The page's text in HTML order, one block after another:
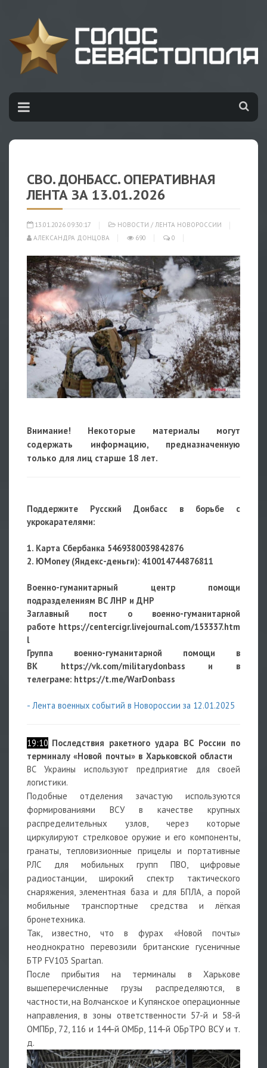
СВО. ДОНБАСС. ОПЕРАТИВНАЯ
ЛЕНТА ЗА 13.01.2026
13.01.2026 09:30:17 НОВОСТИ / ЛЕНТА НОВОРОССИИ
АЛЕКСАНДРА ДОНЦОВА
690 0
Внимание! Некоторые материалы могут
содержать информацию, предназначенную
только для лиц старше 18 лет.
Поддержите Русский Донбасс в борьбе с
укрокарателями:
1. Карта Сбербанка 5469380039842876
2. ЮMoney (Яндекс-деньги): 410014744876811
Военно-гуманитарный центр помощи
подразделениям ВС ЛНР и ДНР
Заглавный пост о военно-гуманитарной
работе https://centercigr.livejournal.com/153337.htm
l
Группа военно-гуманитарной помощи в
ВК https://vk.com/militarydonbass и в
телеграме: https://t.me/WarDonbass
- Лента военных событий в Новороссии за 12.01.2025
19:10 Последствия ракетного удара ВС России по
терминалу «Новой почты» в Харьковской области
ВС Украины используют предприятие для своей
логистики.
Подобные отделения зачастую используются
формированиями ВСУ в качестве крупных
распределительных узлов, через которые
циркулируют стрелковое оружие и его компоненты,
гранаты, тепловизионные прицелы и портативные
РЛС для мобильных групп ПВО, цифровые
радиостанции, широкий спектр тактического
снаряжения, элементная база и для БПЛА, а порой
мобильные транспортные средства и лёгкая
бронетехника.
Так, известно, что в фурах «Новой почты»
неоднократно перевозили британские гусеничные
БТР FV103 Spartan.
После прибытия на терминалы в Харькове
вышеперечисленные грузы распределяются, в
частности, на Волчанское и Купянское операционные
направления, в зоны ответственности 57-й и 58-й
ОМПБр, 72, 116 и 144-й ОМБр, 114-й ОБрТРО ВСУ и т.
д.